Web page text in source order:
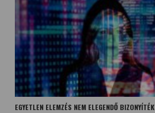
EGYETLEN ELEMZÉS NEM ELEGENDŐ BIZONYÍTÉK